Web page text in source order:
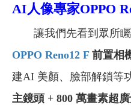
AI人像專家OPPO
讓我們先看到眾所矚
OPPO Reno12 F 前置相
建AI 美顏、臉部解鎖等
主鏡頭 + 800 萬畫素超